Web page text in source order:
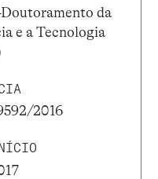
da
e a Tecnologia
2016